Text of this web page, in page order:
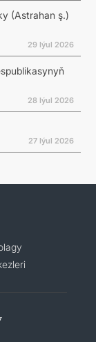
(Astrahan ş.)
29 Iýul 2026
28 Iýul 2026
27 Iýul 2026